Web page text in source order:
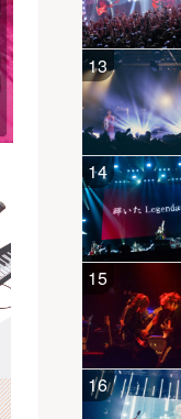
13
14
15
16